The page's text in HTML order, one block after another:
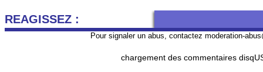
REAGISSEZ :
Pour signaler un abus, contactez moderation-
chargement des commentaires